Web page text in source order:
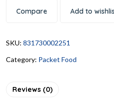
Compare Add to
SKU: 831730002251
Category: Packet Food
Reviews (0)